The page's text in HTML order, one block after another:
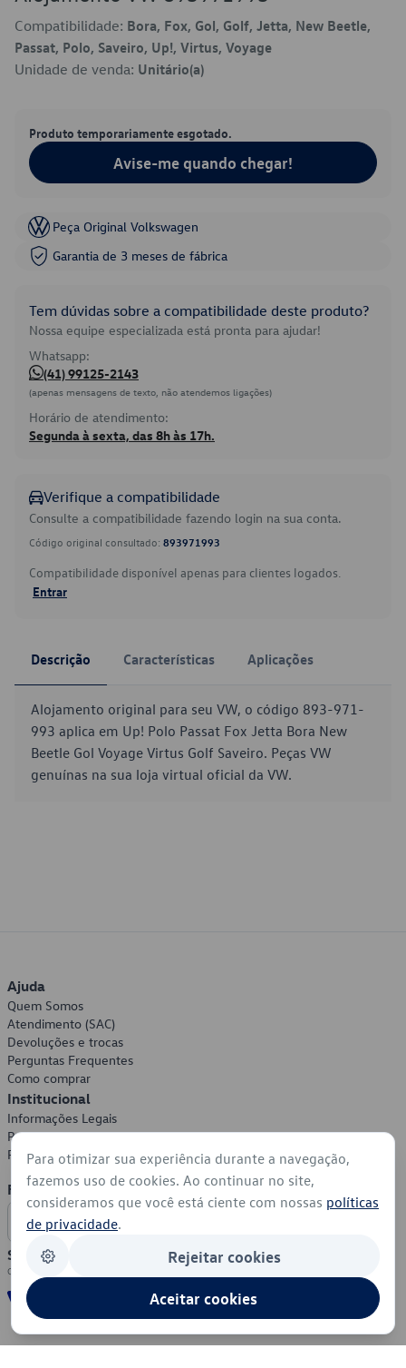
Compatibilidade: Bora, Fox, Gol, Golf, Jetta, New Beetle,
Passat, Polo, Saveiro, Up!, Virtus, Voyage
Unidade de venda: Unitário(a)
Produto temporariamente esgotado.
Avise-me quando chegar!
Peça Original Volkswagen
Garantia de 3 meses de fábrica
Tem dúvidas sobre a compatibilidade deste produto?
Nossa equipe especializada está pronta para ajudar!
Whatsapp:
(41) 99125-2143
(apenas mensagens de texto, não atendemos ligações)
Horário de atendimento:
Segunda à sexta, das 8h às 17h.
Verifique a compatibilidade
Consulte a compatibilidade fazendo login na sua conta.
Código original consultado: 893971993
Compatibilidade disponível apenas para clientes logados.
Entrar
Descrição Características Aplicações
Alojamento original para seu VW, o código 893-971-
993 aplica em Up! Polo Passat Fox Jetta Bora New
Beetle Gol Voyage Virtus Golf Saveiro. Peças VW
genuínas na sua loja virtual oficial da VW.
Ajuda
Quem Somos
Atendimento (SAC)
Devoluções e trocas
Perguntas Frequentes
Como comprar
Institucional
Informações Legais
Política de Privacidade
Política de Cookies
Formas de Pagamento
Segurança
Para otimizar sua experiência durante a navegação,
fazemos uso de cookies. Ao continuar no site,
consideramos que você está ciente com nossas políticas
de privacidade.
Rejeitar cookies
Aceitar cookies